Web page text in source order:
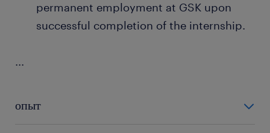
permanent employment at GSK upon
successful completion of the internship.
...
опыт